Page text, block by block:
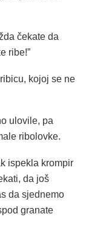
čekate da
ribe!”
kojoj se ne
ulovile, pa
ribolovke.
ispekla krompir
da još
da sjednemo
granate